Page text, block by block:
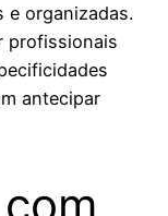
e organizadas.
profissionais
antecipar